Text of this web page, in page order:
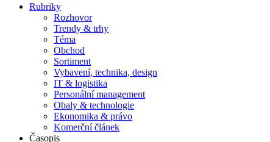
Rubriky
Rozhovor
Trendy & trhy
Téma
Obchod
Sortiment
Vybavení, technika, design
IT & logistika
Personální management
Obaly & technologie
Ekonomika & právo
Komerční článek
Časopis